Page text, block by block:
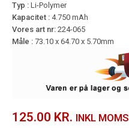
Typ : Li-Polymer
Kapacitet : 4.750 mAh
Vores art nr: 224-065
Måle : 73.10 x 64.70 x 5.70mm
125.00 KR. INKL MOMS